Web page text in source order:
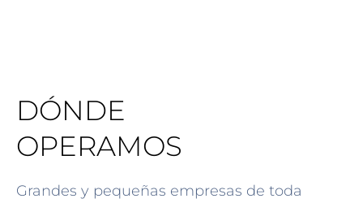
DÓNDE
OPERAMOS
Grandes y pequeñas empresas de toda